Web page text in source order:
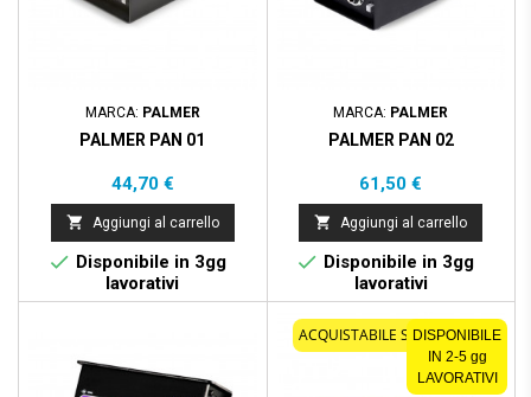
MARCA: PALMER
PALMER PAN 01
Prezzo
44,70 €
 Aggiungi al carrello
 Disponibile in 3gg
lavorativi
MARCA: PALMER
PALMER PAN 02
Prezzo
61,50 €
 Aggiungi al carrello
 Disponibile in 3gg
lavorativi
ACQUISTABILE SOLO ONLINE
DISPONIBILE
IN 2-5 gg
LAVORATIVI